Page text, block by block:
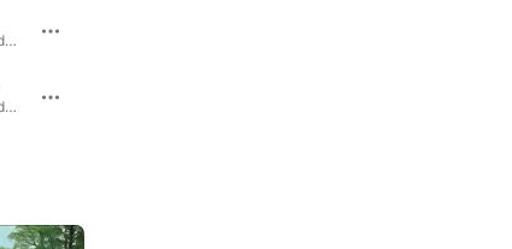
Dal Gyda'n Gilydd / Still Together · 2024
Dal Gyda'n Gilydd / Still Together · 2024